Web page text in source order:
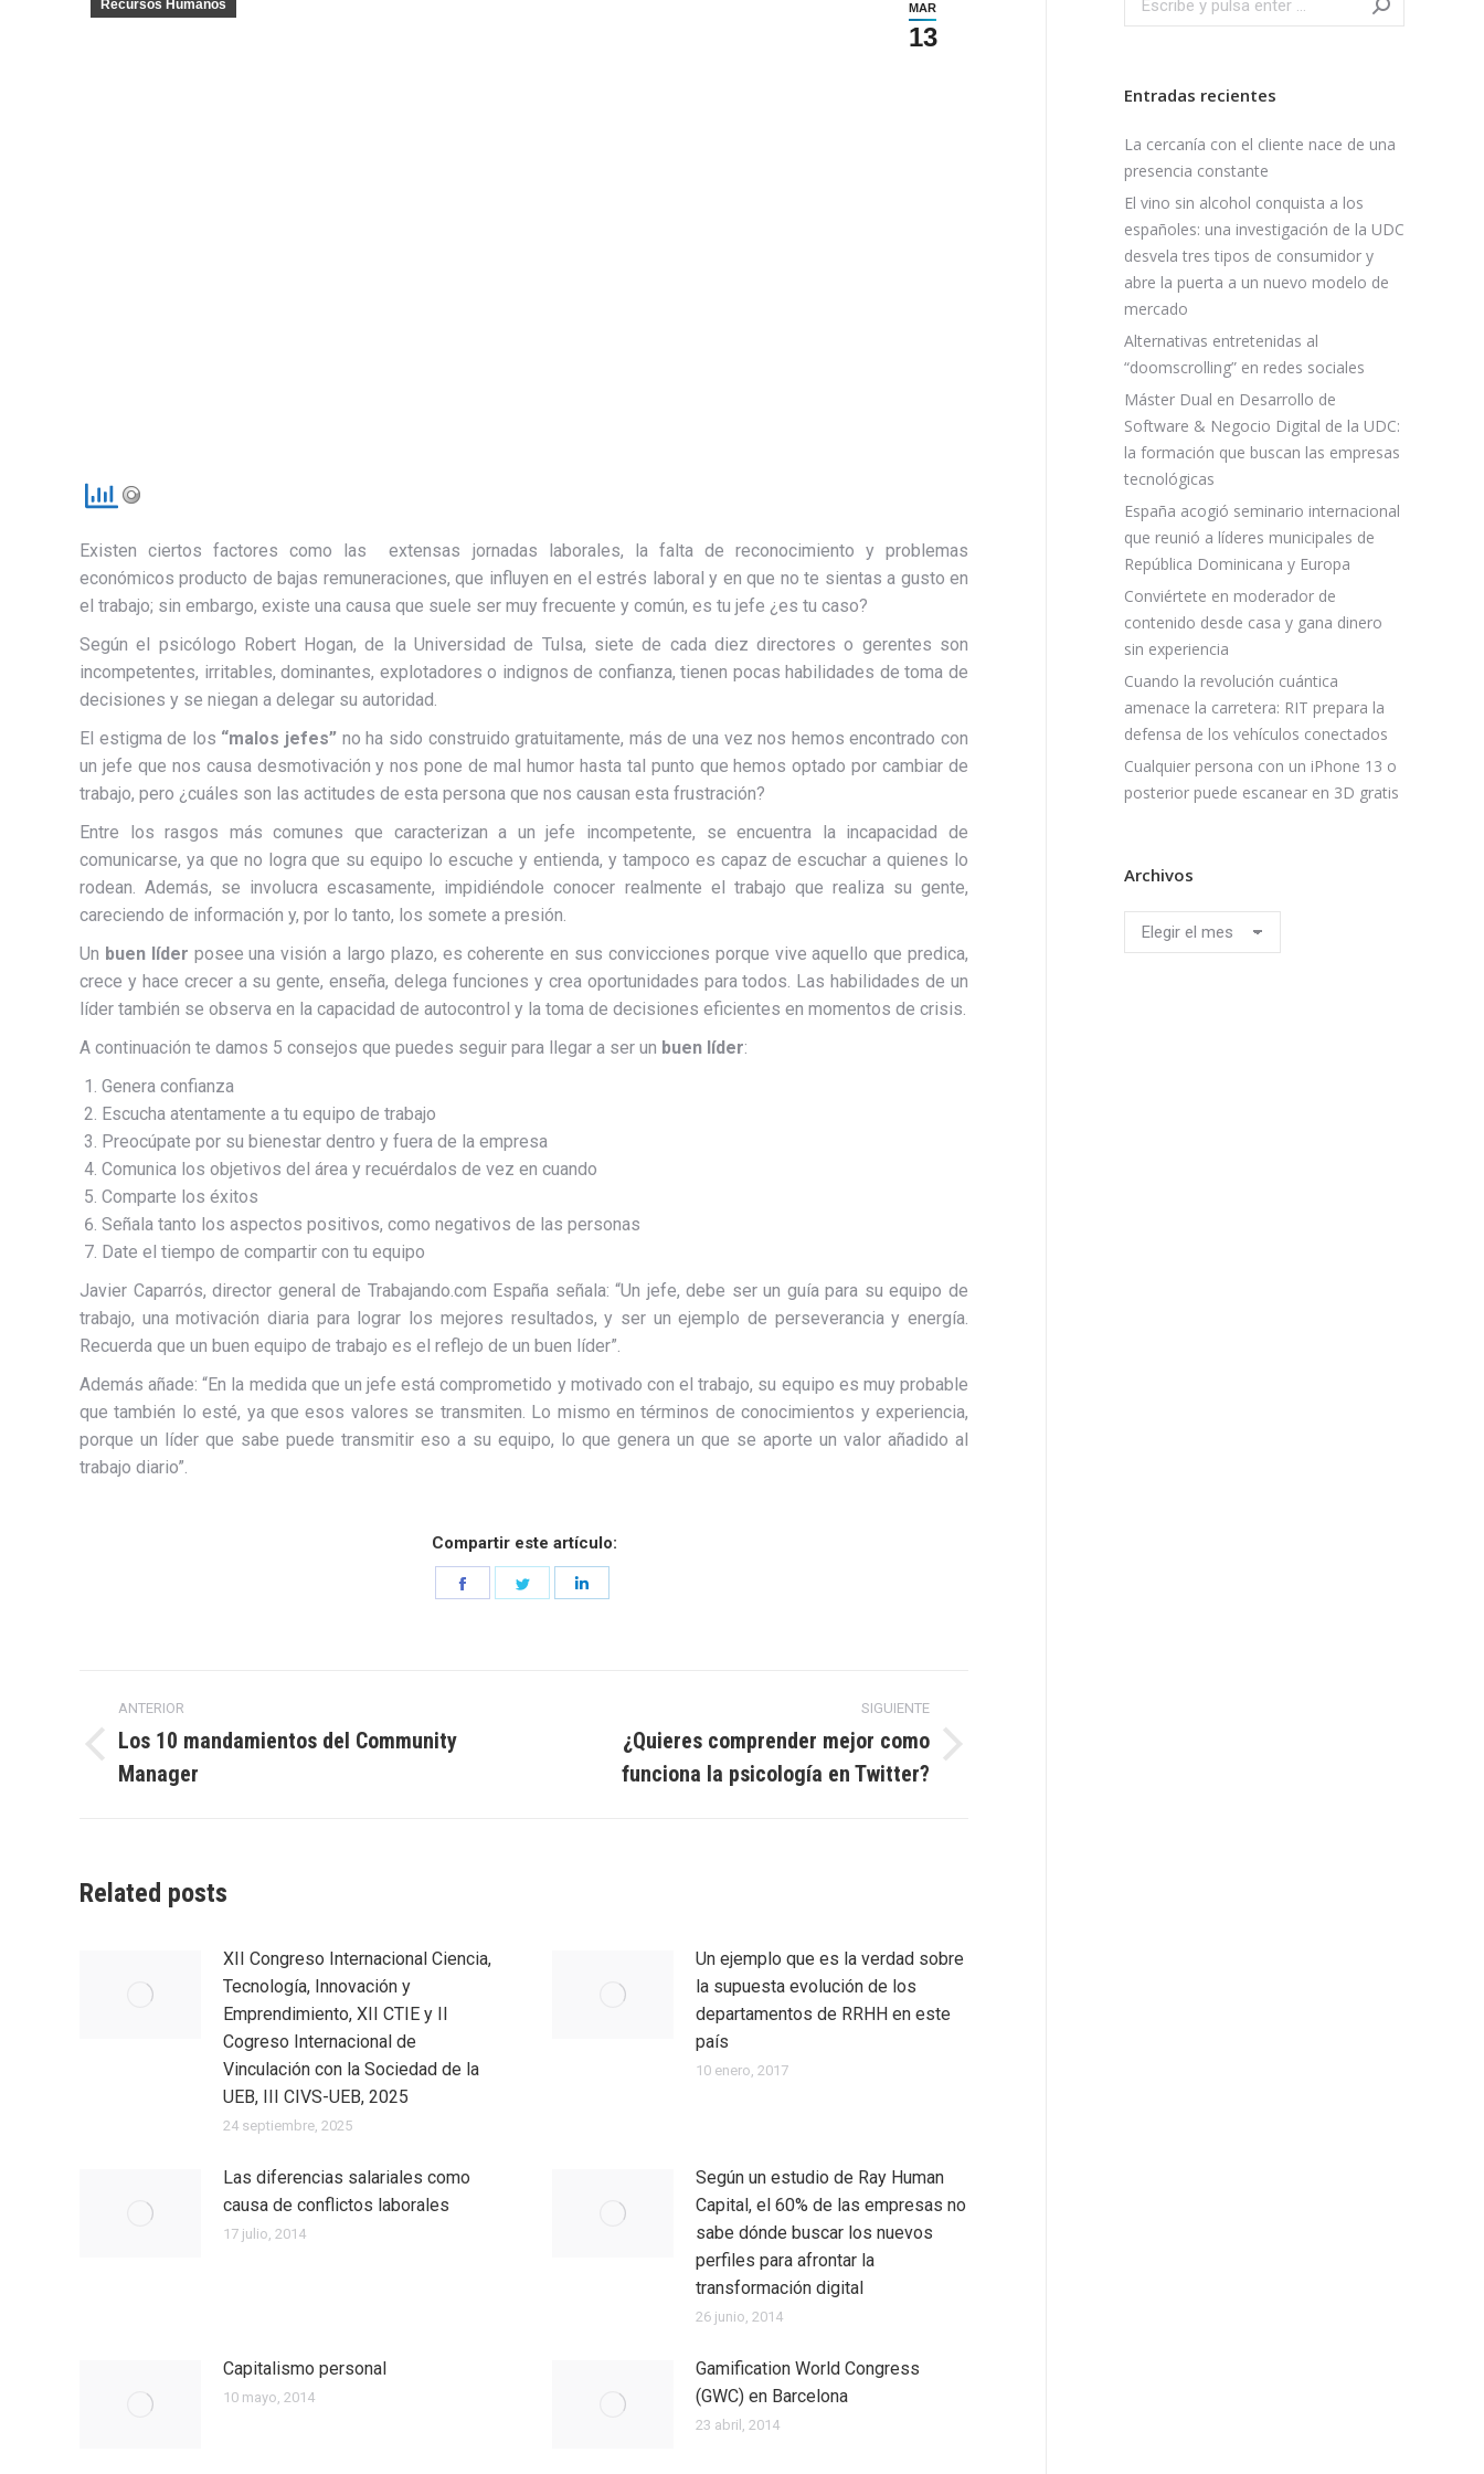
MAR
13
Recursos Humanos
Existen ciertos factores como las extensas jornadas laborales, la falta de reconocimiento y problemas
económicos producto de bajas remuneraciones, que influyen en el estrés laboral y en que no te sientas a gusto en
el trabajo; sin embargo, existe una causa que suele ser muy frecuente y común, es tu jefe ¿es tu caso?
Según el psicólogo Robert Hogan, de la Universidad de Tulsa, siete de cada diez directores o gerentes son
incompetentes, irritables, dominantes, explotadores o indignos de confianza, tienen pocas habilidades de toma de
decisiones y se niegan a delegar su autoridad.
El estigma de los “malos jefes” no ha sido construido gratuitamente, más de una vez nos hemos encontrado con
un jefe que nos causa desmotivación y nos pone de mal humor hasta tal punto que hemos optado por cambiar de
trabajo, pero ¿cuáles son las actitudes de esta persona que nos causan esta frustración?
Entre los rasgos más comunes que caracterizan a un jefe incompetente, se encuentra la incapacidad de
comunicarse, ya que no logra que su equipo lo escuche y entienda, y tampoco es capaz de escuchar a quienes lo
rodean. Además, se involucra escasamente, impidiéndole conocer realmente el trabajo que realiza su gente,
careciendo de información y, por lo tanto, los somete a presión.
Un buen líder posee una visión a largo plazo, es coherente en sus convicciones porque vive aquello que predica,
crece y hace crecer a su gente, enseña, delega funciones y crea oportunidades para todos. Las habilidades de un
líder también se observa en la capacidad de autocontrol y la toma de decisiones eficientes en momentos de crisis.
A continuación te damos 5 consejos que puedes seguir para llegar a ser un buen líder:
Genera confianza
Escucha atentamente a tu equipo de trabajo
Preocúpate por su bienestar dentro y fuera de la empresa
Comunica los objetivos del área y recuérdalos de vez en cuando
Comparte los éxitos
Señala tanto los aspectos positivos, como negativos de las personas
Date el tiempo de compartir con tu equipo
Javier Caparrós, director general de Trabajando.com España señala: “Un jefe, debe ser un guía para su equipo de
trabajo, una motivación diaria para lograr los mejores resultados, y ser un ejemplo de perseverancia y energía.
Recuerda que un buen equipo de trabajo es el reflejo de un buen líder”.
Además añade: “En la medida que un jefe está comprometido y motivado con el trabajo, su equipo es muy probable
que también lo esté, ya que esos valores se transmiten. Lo mismo en términos de conocimientos y experiencia,
porque un líder que sabe puede transmitir eso a su equipo, lo que genera un que se aporte un valor añadido al
trabajo diario”.
Compartir este artículo:
Share
Navegación
entre
entradas
ANTERIOR
anterior:
Los 10 mandamientos del Community
Manager
SIGUIENTE
siguiente:
¿Quieres comprender mejor como
funciona la psicología en Twitter?
Related posts
XII Congreso Internacional Ciencia,
Tecnología, Innovación y
Emprendimiento, XII CTIE y II
Cogreso Internacional de
Vinculación con la Sociedad de la
UEB, III CIVS-UEB, 2025
24 septiembre, 2025
Un ejemplo que es la verdad sobre
la supuesta evolución de los
departamentos de RRHH en este
país
10 enero, 2017
Las diferencias salariales como
causa de conflictos laborales
17 julio, 2014
Según un estudio de Ray Human
Capital, el 60% de las empresas no
sabe dónde buscar los nuevos
perfiles para afrontar la
transformación digital
26 junio, 2014
Capitalismo personal
10 mayo, 2014
Gamification World Congress
(GWC) en Barcelona
23 abril, 2014
Entradas recientes
La cercanía con el cliente nace de una
presencia constante
El vino sin alcohol conquista a los
españoles: una investigación de la UDC
desvela tres tipos de consumidor y
abre la puerta a un nuevo modelo de
mercado
Alternativas entretenidas al
“doomscrolling” en redes sociales
Máster Dual en Desarrollo de
Software & Negocio Digital de la UDC:
la formación que buscan las empresas
tecnológicas
España acogió seminario internacional
que reunió a líderes municipales de
República Dominicana y Europa
Conviértete en moderador de
contenido desde casa y gana dinero
sin experiencia
Cuando la revolución cuántica
amenace la carretera: RIT prepara la
defensa de los vehículos conectados
Cualquier persona con un iPhone 13 o
posterior puede escanear en 3D gratis
Archivos
Archivos